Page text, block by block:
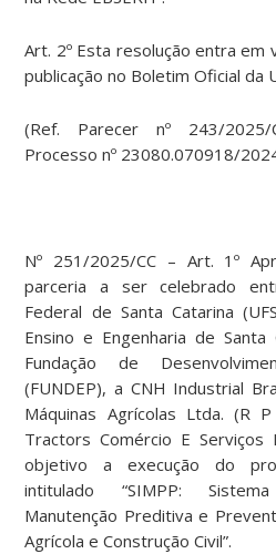
Art. 2º Esta resolução entra em
publicação no Boletim Oficial da
(Ref. Parecer nº 243/
Processo nº 23080.070918/
Nº 251/2025/CC – Art. 1º
parceria a ser celebrado
Federal de Santa Catarina
Ensino e Engenharia de Santa
Fundação de
(FUNDEP), a CNH Industrial
Máquinas Agrícolas Ltda. (R
Tractors Comércio E
objetivo a execução do
intitulado “SIMPP:
Manutenção Preditiva e
Agrícola e Construção Civil”.